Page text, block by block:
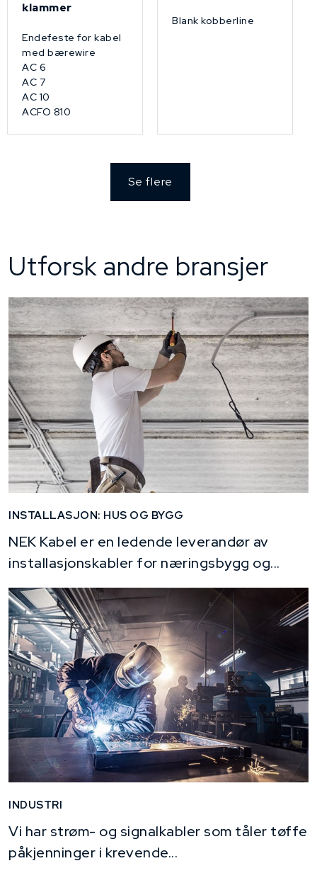
klammer
Endefeste for kabel
med bærewire
AC 6
AC 7
AC 10
ACFO 810
Blank kobberline
Se flere
Utforsk andre bransjer
INSTALLASJON: HUS OG BYGG
NEK Kabel er en ledende leverandør av
installasjonskabler for næringsbygg og...
INDUSTRI
Vi har strøm- og signalkabler som tåler tøffe
påkjenninger i krevende...